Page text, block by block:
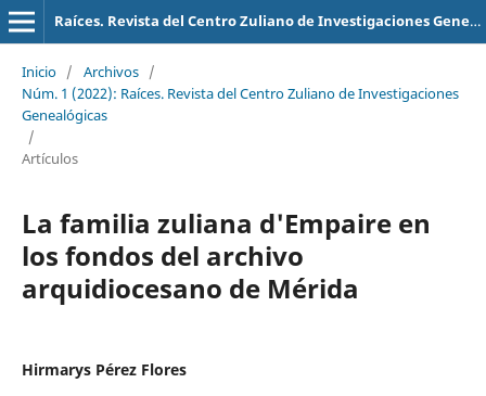
Raíces. Revista del Centro Zuliano de Investigaciones Genealógicas
Inicio / Archivos /
Núm. 1 (2022): Raíces. Revista del Centro Zuliano de Investigaciones
Genealógicas
/
Artículos
La familia zuliana d'Empaire en
los fondos del archivo
arquidiocesano de Mérida
Hirmarys Pérez Flores